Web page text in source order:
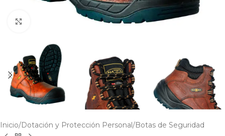
Inicio/Dotación y Protección Personal /Botas de Seguridad